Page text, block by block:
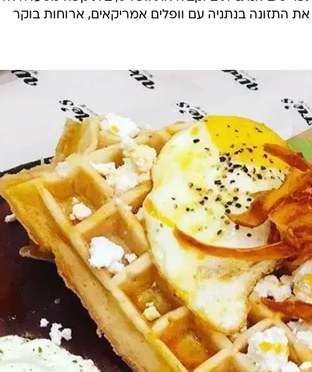
באמצע כביש החוף, לא זוכה למסעדות חדשות
סיפרנו לכם עליורגוס, טברנה יוונית שנפתחה כדי
, מסעדת בשרים, בעיתוי מושלם עם יום עצמאות. השבוע
הנתנייתים וקבלו את וופל'ס, בית קפה מסעדה
התזונה בנתניה עם וופלים אמריקאים, ארוחות בוקר